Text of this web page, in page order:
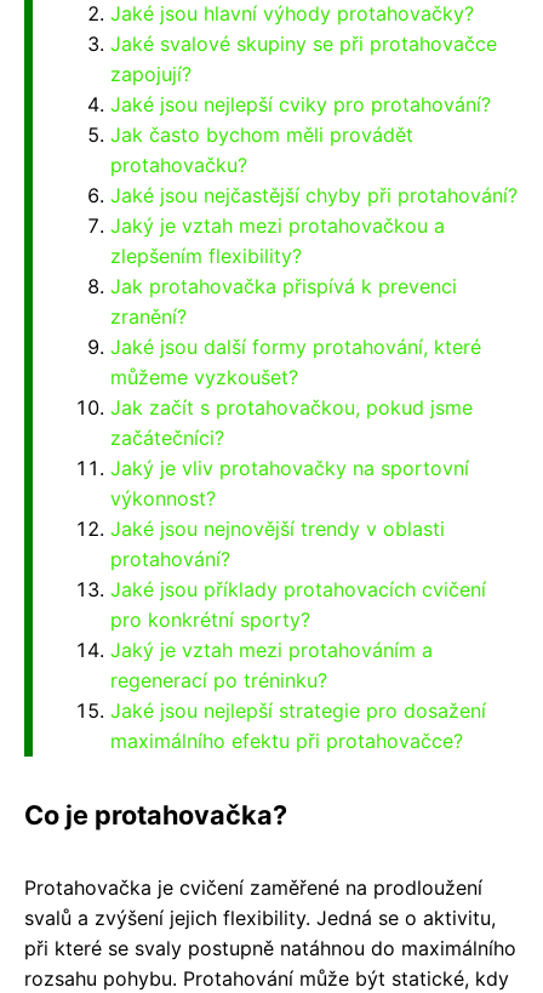
Jaké jsou hlavní výhody protahovačky?
Jaké svalové skupiny se při protahovačce
zapojují?
Jaké jsou nejlepší cviky pro protahování?
Jak často bychom měli provádět
protahovačku?
Jaké jsou nejčastější chyby při protahování?
Jaký je vztah mezi protahovačkou a
zlepšením flexibility?
Jak protahovačka přispívá k prevenci
zranění?
Jaké jsou další formy protahování, které
můžeme vyzkoušet?
Jak začít s protahovačkou, pokud jsme
začátečníci?
Jaký je vliv protahovačky na sportovní
výkonnost?
Jaké jsou nejnovější trendy v oblasti
protahování?
Jaké jsou příklady protahovacích cvičení
pro konkrétní sporty?
Jaký je vztah mezi protahováním a
regenerací po tréninku?
Jaké jsou nejlepší strategie pro dosažení
maximálního efektu při protahovačce?
Co je protahovačka?
Protahovačka je cvičení zaměřené na prodloužení
svalů a zvýšení jejich flexibility. Jedná se o aktivitu,
při které se svaly postupně natáhnou do maximálního
rozsahu pohybu. Protahování může být statické, kdy